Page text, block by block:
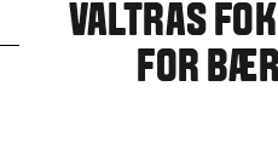
VALTRAS
FOR